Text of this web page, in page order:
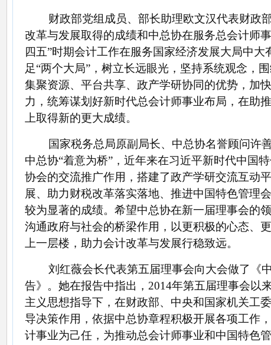
财政部党组成员、部长助理欧文汉代表财政
改革与发展取得的成绩和中总协在服务总会计师
四五”时期会计工作在服务国家经济发展大局中
足“两个大局”，树立长远眼光，坚持系统观念，
集聚资源、平台共享、政产学研协同的优势，加
力，统筹谋划好新时代总会计师事业布局，在助
上取得新的更大成绩。
国家税务总局原副局长、 中总协名誉顾问许
中总协“着意为桥”， 近年来在习近平新时代中国
协会的交流推广作用，搭建了政产学研交流互动
展、助力财税改革落实落地、推进中国特色管理
较为显著的成绩。 希望中总协在新一届理事会的
沟通政府与社会的桥梁作用， 以更积极的心态、
上一层楼，助力会计改革与发展行稳致远。
刘红薇会长代表第五届理事会向大会做了《
告》。 她在报告中指出， 2014年第五届理事会以
主义思想指导下，在财政部、 中央和国家机关工
导决策作用，依据中总协章程积极开展各项工作
计事业为己任，为推动总会计师事业和中国特色